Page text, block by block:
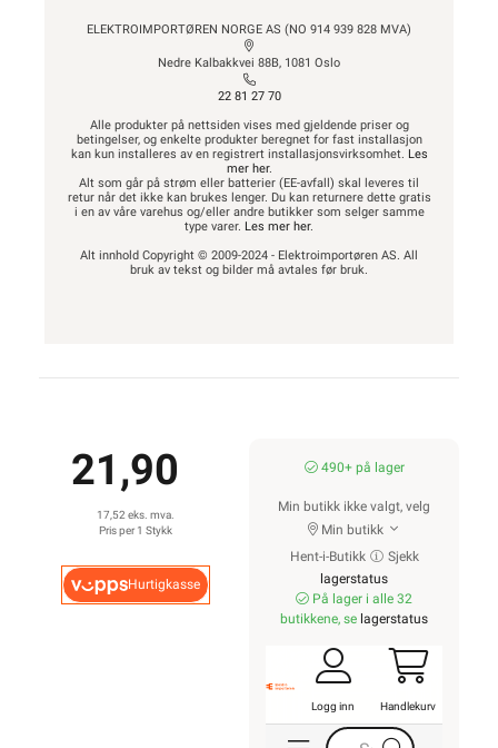
ELEKTROIMPORTØREN NORGE AS (NO 914 939 828 MVA)
Nedre Kalbakkvei 88B, 1081 Oslo
22 81 27 70
Alle produkter på nettsiden vises med gjeldende priser og
betingelser, og enkelte produkter beregnet for fast installasjon
kan kun installeres av en registrert installasjonsvirksomhet. Les
mer her.
Alt som går på strøm eller batterier (EE-avfall) skal leveres til
retur når det ikke kan brukes lenger. Du kan returnere dette gratis
i en av våre varehus og/eller andre butikker som selger samme
type varer. Les mer her.
Alt innhold Copyright © 2009-2024 - Elektroimportøren AS. All
bruk av tekst og bilder må avtales før bruk.
21,90
17,52 eks. mva.
Pris per 1 Stykk
Hurtigkasse
490+ på lager
Min butikk ikke valgt, velg
Min butikk
Hent-i-Butikk
Sjekk
lagerstatus
På lager i alle 32
butikkene, se lagerstatus
Logg inn Handlekurv